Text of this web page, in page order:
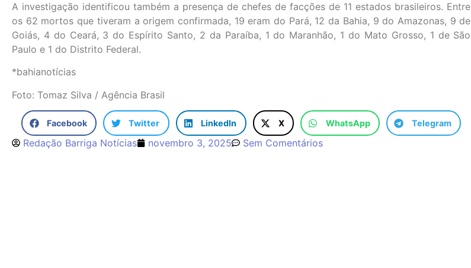
A investigação identificou também a presença de chefes de facções de 11 estados brasileiros. Entre
os 62 mortos que tiveram a origem confirmada, 19 eram do Pará, 12 da Bahia, 9 do Amazonas, 9 de
Goiás, 4 do Ceará, 3 do Espírito Santo, 2 da Paraíba, 1 do Maranhão, 1 do Mato Grosso, 1 de São
Paulo e 1 do Distrito Federal.
*bahianotícias
Foto: Tomaz Silva / Agência Brasil
Facebook Twitter LinkedIn X WhatsApp Telegram
Redação Barriga Notícias novembro 3, 2025 Sem Comentários